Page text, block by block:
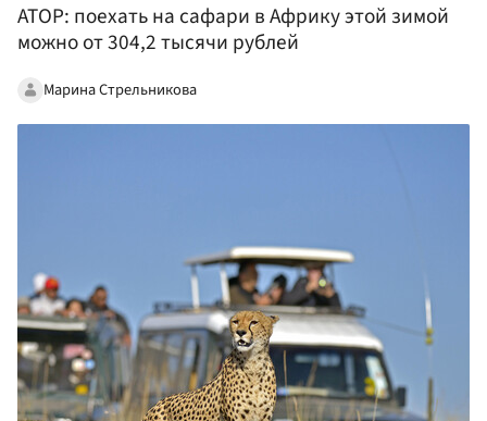
АТОР: поехать на сафари в Африку этой зимой
можно от 304,2 тысячи рублей
Марина Стрельникова